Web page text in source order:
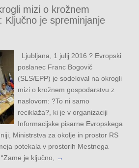
mizi o krožnem
Ključno je spreminjanje
Ljubljana, 1 julij 2016 ? Evropski
poslanec Franc Bogovič
(SLS/EPP) je sodeloval na okrogli
mizi o krožnem gospodarstvu z
naslovom: ?To ni samo
reciklaža?, ki je v organizaciji
Informacijske pisarne Evropskega
Ministrstva za okolje in prostor RS
potekala v prostorih Mestnega
je ključno,
→